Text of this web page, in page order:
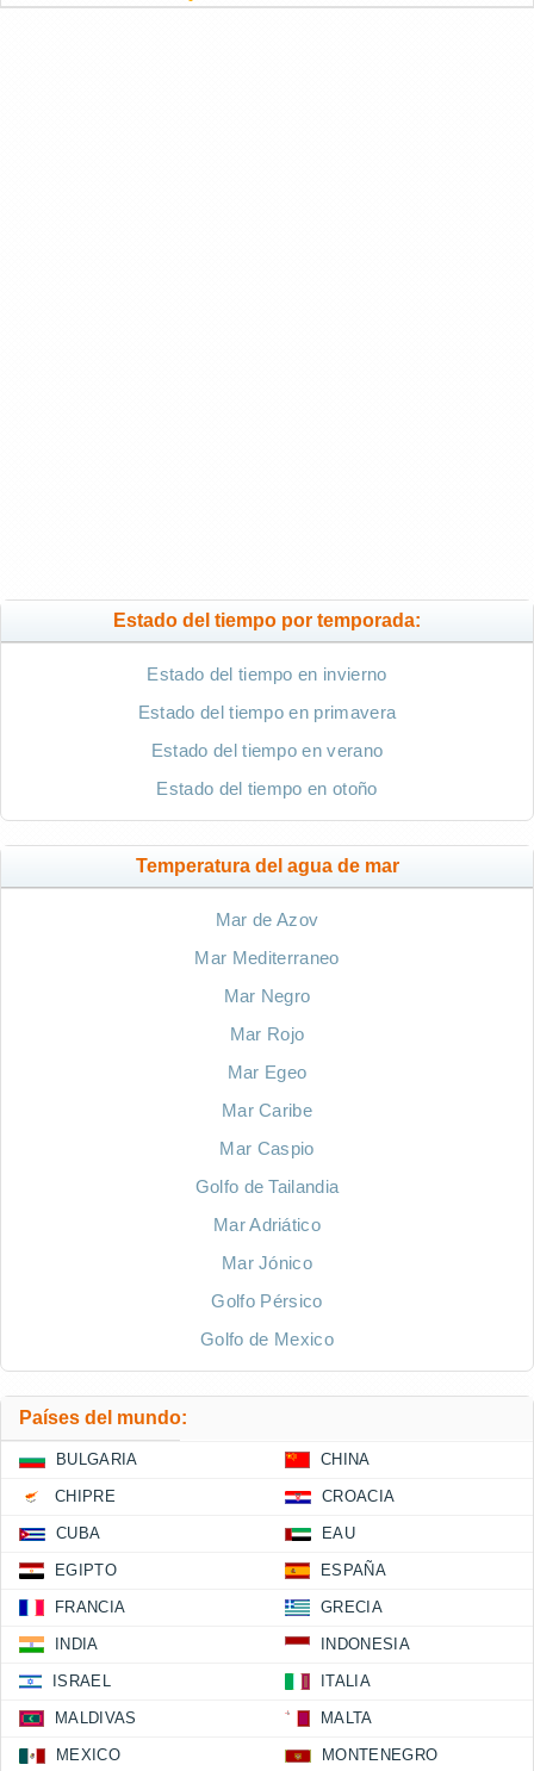
Estado del tiempo por temporada:
Estado del tiempo en invierno
Estado del tiempo en primavera
Estado del tiempo en verano
Estado del tiempo en otoño
Temperatura del agua de mar
Mar de Azov
Mar Mediterraneo
Mar Negro
Mar Rojo
Mar Egeo
Mar Caribe
Mar Caspio
Golfo de Tailandia
Mar Adriático
Mar Jónico
Golfo Pérsico
Golfo de Mexico
Países del mundo:
BULGARIA CHINA
CHIPRE CROACIA
CUBA EAU
EGIPTO ESPAÑA
FRANCIA GRECIA
INDIA INDONESIA
ISRAEL ITALIA
MALDIVAS MALTA
MEXICO MONTENEGRO